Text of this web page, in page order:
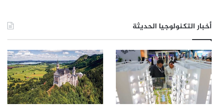
أخبار التكنولوجيا الحديثة